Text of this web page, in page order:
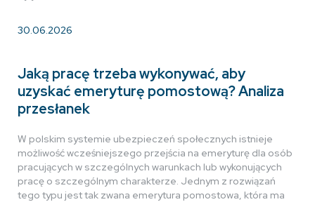
30.06.2026
Jaką pracę trzeba wykonywać, aby
uzyskać emeryturę pomostową? Analiza
przesłanek
W polskim systemie ubezpieczeń społecznych istnieje
możliwość wcześniejszego przejścia na emeryturę dla osób
pracujących w szczególnych warunkach lub wykonujących
pracę o szczególnym charakterze. Jednym z rozwiązań
tego typu jest tak zwana emerytura pomostowa, która ma